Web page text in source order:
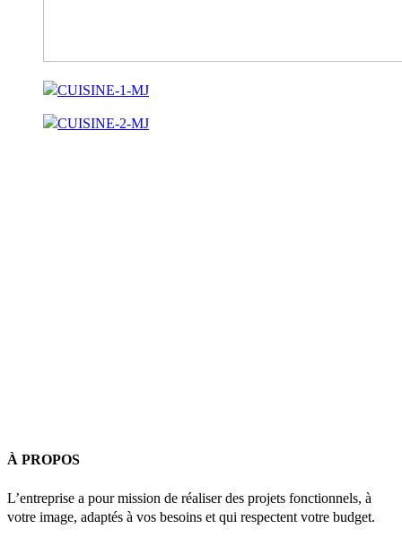
Navigation
l’article
À PROPOS
L’entreprise a pour mission de réaliser des projets fonctionnels, à
votre image, adaptés à vos besoins et qui respectent votre budget.